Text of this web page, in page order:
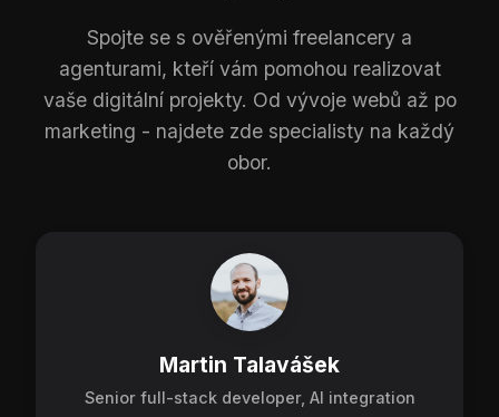
Spojte se s ověřenými freelancery a
agenturami, kteří vám pomohou realizovat
vaše digitální projekty. Od vývoje webů až po
marketing - najdete zde specialisty na každý
obor.
Martin Talavášek
Senior full-stack developer, AI integration